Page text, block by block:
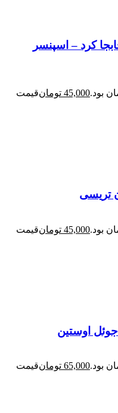
کرد – اسپنسر
45,000 تومانقیمت
تریسی
45,000 تومانقیمت
اوستین
65,000 تومانقیمت